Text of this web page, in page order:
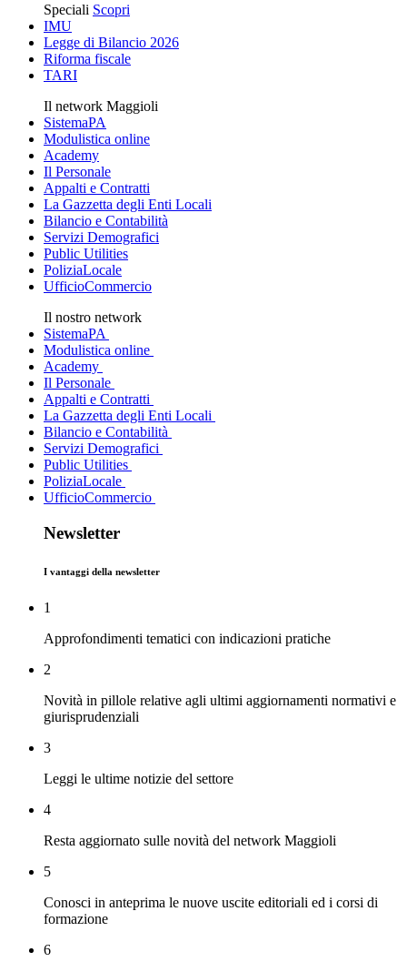
Speciali Scopri
IMU
Legge di Bilancio 2026
Riforma fiscale
TARI
Il network Maggioli
SistemaPA
Modulistica online
Academy
Il Personale
Appalti e Contratti
La Gazzetta degli Enti Locali
Bilancio e Contabilità
Servizi Demografici
Public Utilities
PoliziaLocale
UfficioCommercio
Il nostro network
SistemaPA
Modulistica online
Academy
Il Personale
Appalti e Contratti
La Gazzetta degli Enti Locali
Bilancio e Contabilità
Servizi Demografici
Public Utilities
PoliziaLocale
UfficioCommercio
Newsletter
I vantaggi della newsletter
1
Approfondimenti tematici con indicazioni pratiche
2
Novità in pillole relative agli ultimi aggiornamenti normativi e
giurisprudenziali
3
Leggi le ultime notizie del settore
4
Resta aggiornato sulle novità del network Maggioli
5
Conosci in anteprima le nuove uscite editoriali ed i corsi di
formazione
6